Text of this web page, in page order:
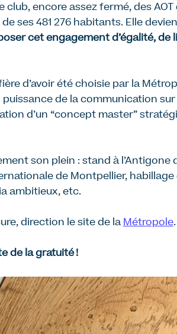
club, encore assez fermé, des
ses 481 276 habitants. Elle
cet engagement d’égalité, de
d’avoir été choisie par la
de la communication
d’un “concept master”
son plein : stand à l’Antigone
de Montpellier,
ambitieux, etc.
direction le site de la Métropole.
de la gratuité !